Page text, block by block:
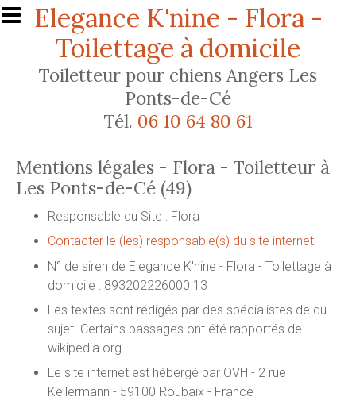
Aller au contenu principal
Elegance K'nine - Flora -
Toilettage à domicile
Toiletteur pour chiens Angers Les
Ponts-de-Cé
Tél. 06 10 64 80 61
Mentions légales - Flora - Toiletteur à
Les Ponts-de-Cé (49)
Responsable du Site : Flora
Contacter le (les) responsable(s) du site internet
N° de siren de Elegance K'nine - Flora - Toilettage à
domicile : 893202226000 13
Les textes sont rédigés par des spécialistes de du
sujet. Certains passages ont été rapportés de
wikipedia.org
Le site internet est hébergé par OVH - 2 rue
Kellermann - 59100 Roubaix - France